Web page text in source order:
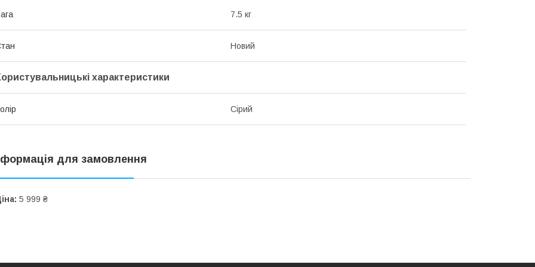
7.5 кг
Новий
характеристики
Сірий
для замовлення
5 999 ₴